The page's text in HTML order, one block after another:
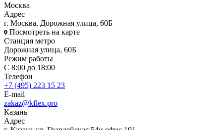
Москва
Адрес
г. Москва, Дорожная улица, 60Б
Посмотреть на карте
Станция метро
Дорожная улица, 60Б
Режим работы
С 8:00 до 18:00
Телефон
+7 (495) 223 15 23
E-mail
zakaz@kflex.pro
Казань
Адрес